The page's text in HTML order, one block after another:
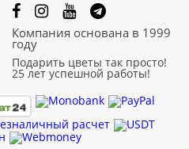
Компания основана в 1999
году
Подарить цветы так просто!
25 лет успешной работы!